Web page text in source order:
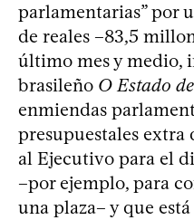
parlamentarias” por
de reales –83,5
último mes y medio,
brasileño O Estado
enmiendas
presupuestales
al Ejecutivo para el
–por ejemplo, para
una plaza– y que